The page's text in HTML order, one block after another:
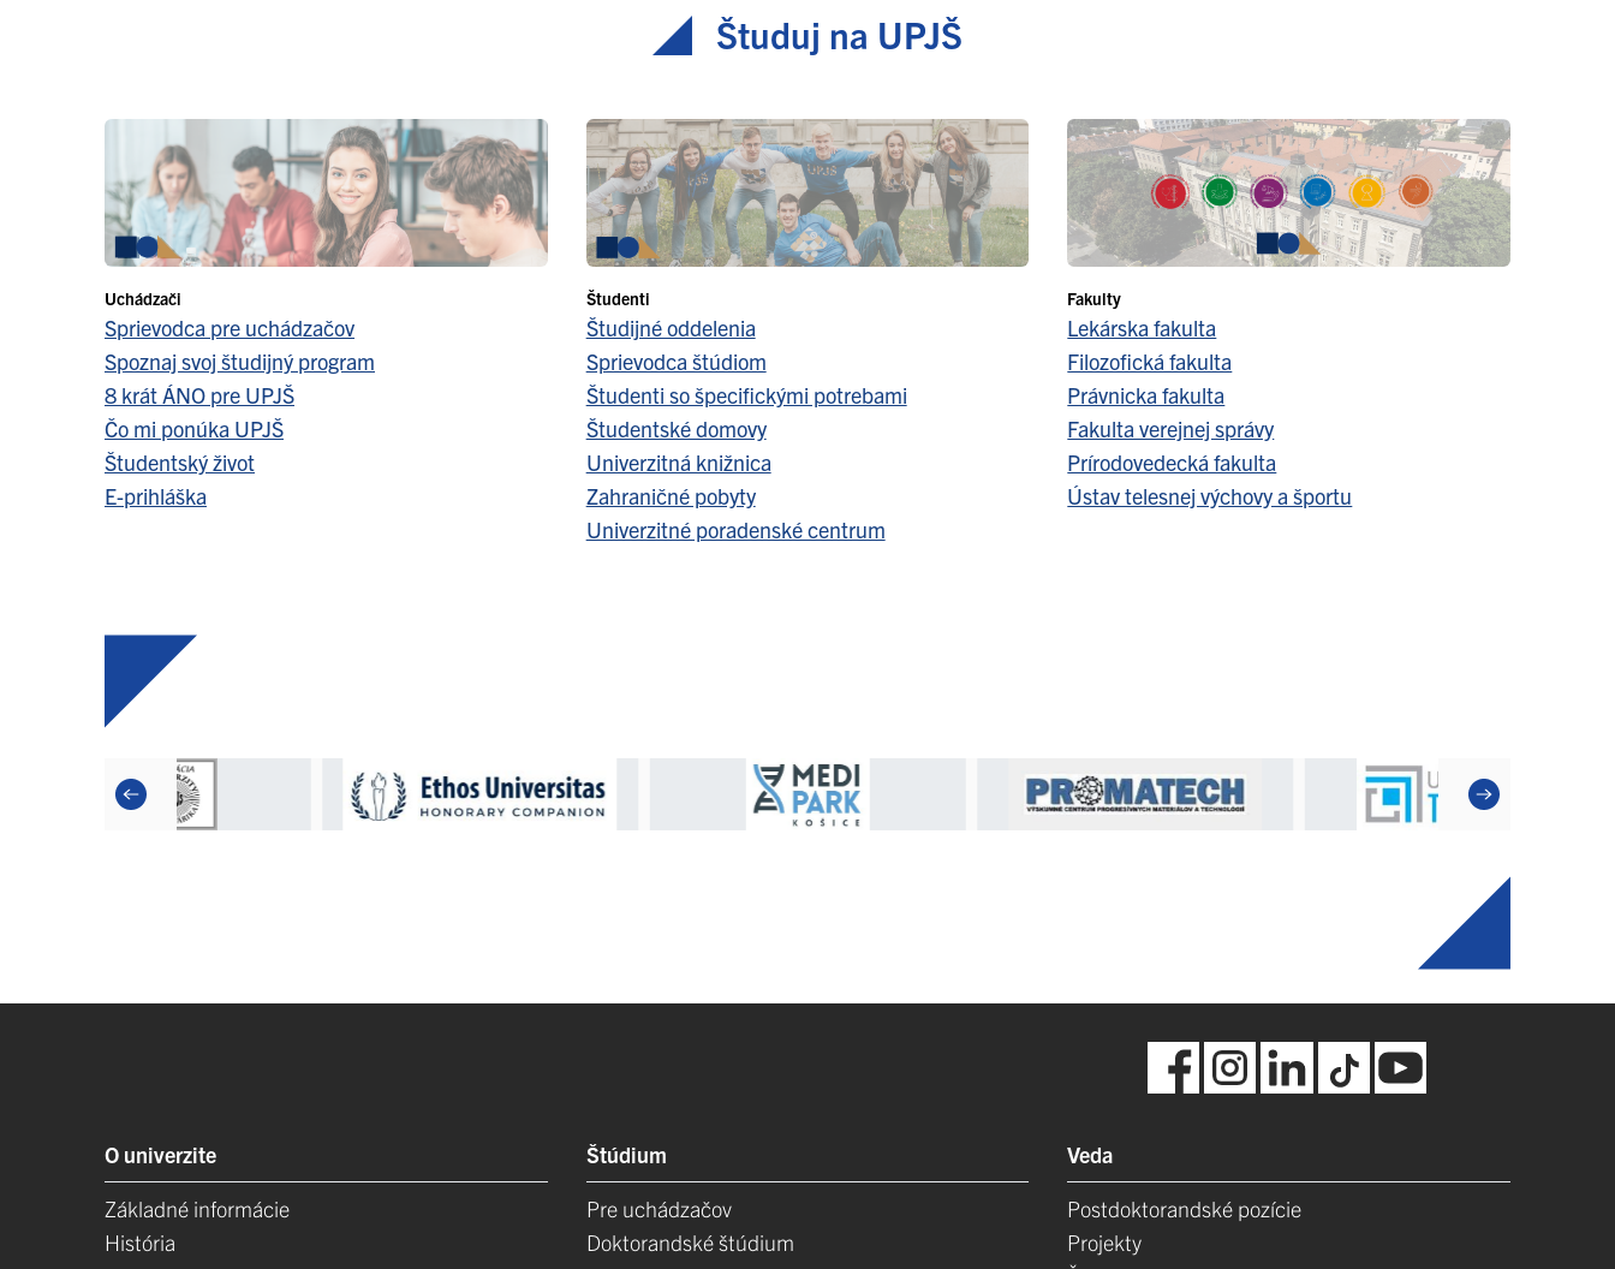
Študuj na UPJŠ
Uchádzači
Sprievodca pre uchádzačov
Spoznaj svoj študijný program
8 krát ÁNO pre UPJŠ
Čo mi ponúka UPJŠ
Študentský život
E-prihláška
Študenti
Študijné oddelenia
Sprievodca štúdiom
Študenti so špecifickými potrebami
Študentské domovy
Univerzitná knižnica
Zahraničné pobyty
Univerzitné poradenské centrum
Fakulty
Lekárska fakulta
Filozofická fakulta
Právnicka fakulta
Fakulta verejnej správy
Prírodovedecká fakulta
Ústav telesnej výchovy a športu
O univerzite
Základné informácie
História
Štúdium
Pre uchádzačov
Doktorandské štúdium
Veda
Postdoktorandské pozície
Projekty